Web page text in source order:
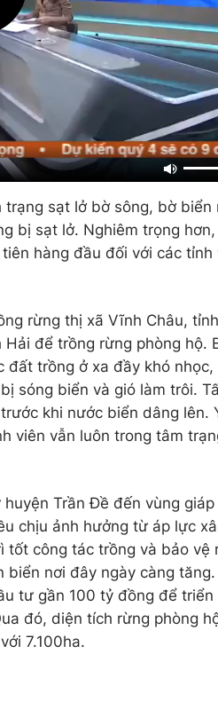
sạt lở bờ sông, bờ biển
bị sạt lở. Nghiêm trọng
hàng đầu đối với các tỉnh
rừng thị xã Vĩnh Châu,
để trồng rừng phòng hộ.
trồng ở xa đầy khó nhọc,
sóng biển và gió làm trôi.
khi nước biển dâng lên.
viên vẫn luôn trong tâm
Trần Đề đến vùng
chịu ảnh hưởng từ áp lực
tốt công tác trồng và bảo vệ
biển nơi đây ngày càng
tư gần 100 tỷ đồng để
đó, diện tích rừng phòng
7.100ha.